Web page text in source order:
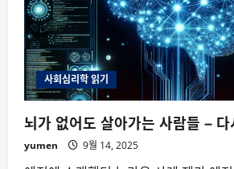
사회심리학 읽기
뇌가 없어도 살아가는 사람들 –
yumen 9월 14, 2025